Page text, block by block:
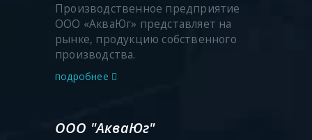
Производственное предприятие
ООО «АкваЮг» представляет на
рынке, продукцию собственного
производства.
подробнее
ООО "АкваЮг"